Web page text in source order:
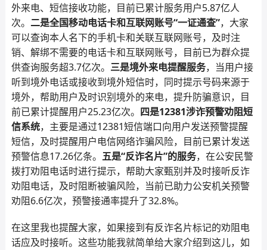
外来电、短信接收功能，目前已累计服务用户5.87亿人
次。 二是全国移动电话卡和互联网账号“一证通查”，大家
可以查询本人名下的手机卡和关联互联网账号，及时注
销、解绑不需要的电话卡和互联网账号，目前已为群众提
供查询服务超3.7亿次。 三是境外来电提醒服务，当用户接
听到境外电话或接收到境外短信时，同时提示号码来源于
境外，帮助用户及时识别境外的来电，提升防骗意识，目
前已累计提醒用户25.23亿次。 四是12381涉诈预警劝阻短
信系统，主要是通过12381短信端口向用户发送预警提醒
短信，及时提醒用户电信网络诈骗风险，目前已累计发送
预警信息17.26亿条。 五是“反诈名片”的服务，在公安民警
拨打劝阻电话时进行提示，帮助大家甄别并及时接听反诈
劝阻电话，及时阻断被骗风险，当前已助力公安机关预警
劝阻6.6亿次，预警接通率提升了32.8%。
在这里我也提醒大家，如果接到有反诈名片标记的劝阻电
话应及时接听。这些功能我就简单给大家介绍到这儿，如